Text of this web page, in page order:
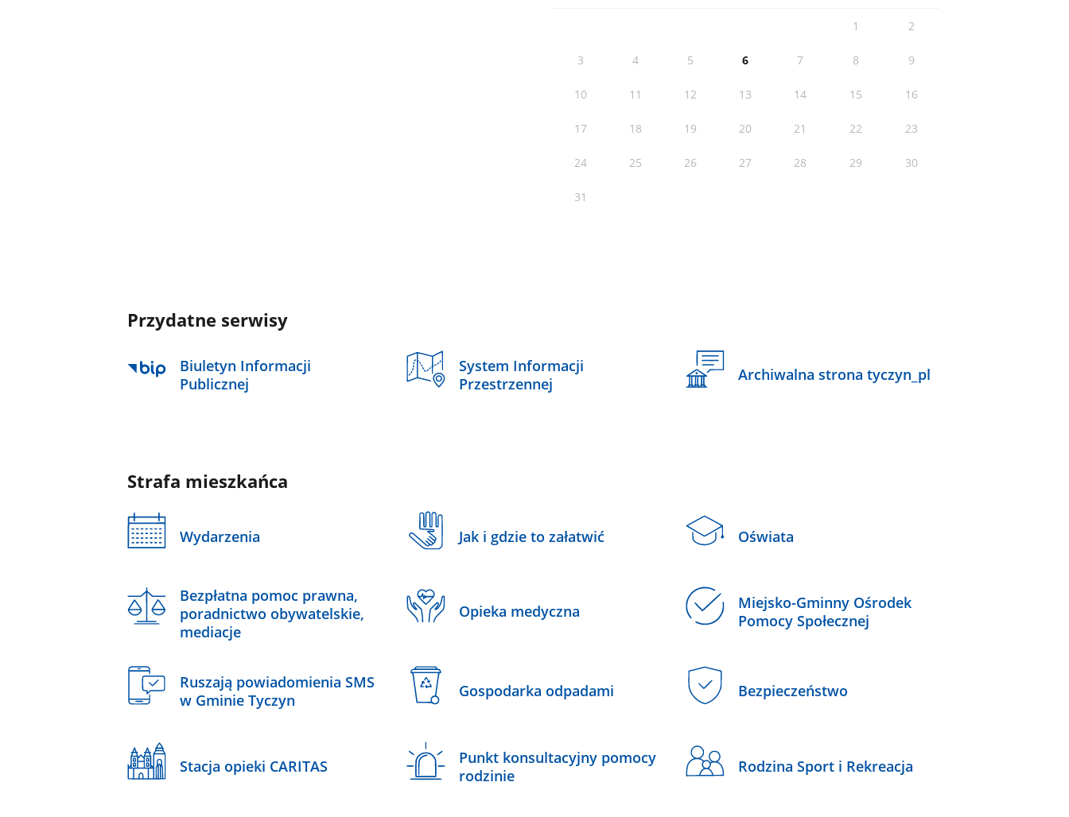
1 2
3 4 5 6 7 8 9
10 11 12 13 14 15 16
17 18 19 20 21 22 23
24 25 26 27 28 29 30
31
Przydatne serwisy
Biuletyn Informacji
Publicznej
System Informacji
Przestrzennej
Archiwalna strona tyczyn_pl
Strafa mieszkańca
Wydarzenia Jak i gdzie to załatwić Oświata
Bezpłatna pomoc prawna,
poradnictwo obywatelskie,
mediacje
Opieka medyczna
Miejsko-Gminny Ośrodek
Pomocy Społecznej
Ruszają powiadomienia SMS
w Gminie Tyczyn
Gospodarka odpadami Bezpieczeństwo
Stacja opieki CARITAS
Punkt konsultacyjny pomocy
rodzinie
Rodzina Sport i Rekreacja